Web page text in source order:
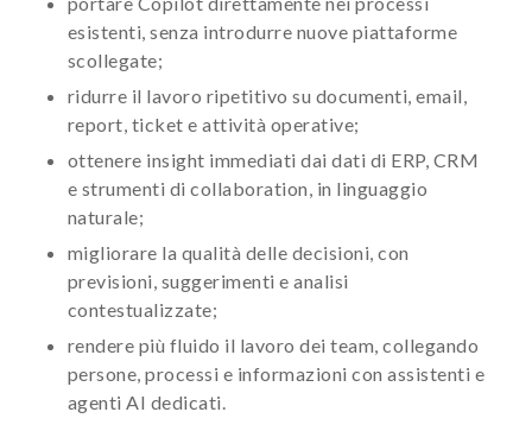
esistenti, senza introdurre nuove piattaforme
scollegate;
ridurre il lavoro ripetitivo su documenti, email,
report, ticket e attività operative;
ottenere insight immediati dai dati di ERP, CRM
e strumenti di collaboration, in linguaggio
naturale;
migliorare la qualità delle decisioni, con
previsioni, suggerimenti e analisi
contestualizzate;
rendere più fluido il lavoro dei team, collegando
persone, processi e informazioni con assistenti e
agenti AI dedicati.